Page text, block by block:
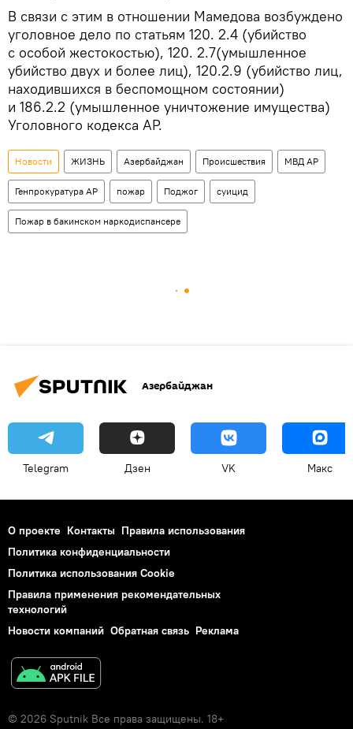
В связи с этим в отношении Мамедова возбуждено
уголовное дело по статьям 120. 2.4 (убийство
с особой жестокостью), 120. 2.7(умышленное
убийство двух и более лиц), 120.2.9 (убийство лиц,
находившихся в беспомощном состоянии)
и 186.2.2 (умышленное уничтожение имущества)
Уголовного кодекса АР.
Новости ЖИЗНЬ Азербайджан Происшествия МВД АР
Генпрокуратура АР пожар Поджог суицид
Пожар в бакинском наркодиспансере
Азербайджан
Telegram Дзен VK Макс
О проекте Контакты Правила использования
Политика конфиденциальности
Политика использования Cookie
Правила применения рекомендательных
технологий
Новости компаний Обратная связь Реклама
© 2026 Sputnik Все права защищены. 18+